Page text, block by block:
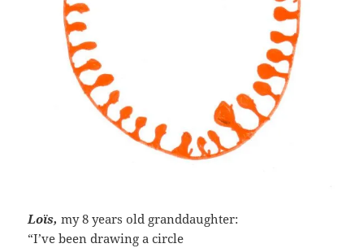
Loïs,my 8 years old granddaughter:
“I’ve been drawing a circle